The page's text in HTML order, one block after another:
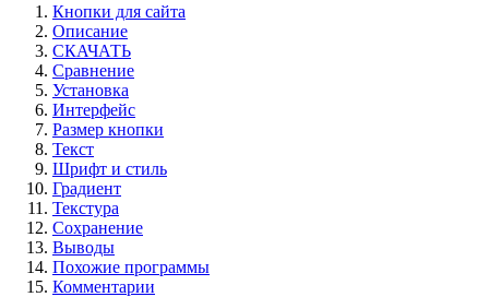
Кнопки для сайта
Описание
СКАЧАТЬ
Сравнение
Установка
Интерфейс
Размер кнопки
Текст
Шрифт и стиль
Градиент
Текстура
Сохранение
Выводы
Похожие программы
Комментарии